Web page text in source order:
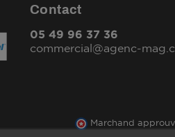
Contact
05 49 96 37 36
commercial@agenc-
Marchand